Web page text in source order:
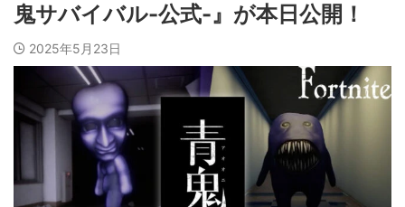
タグ一覧
BitStar（ぶいらいぶ） CG(2D/3D)
Fortnite HMD HoloModels Music NEWS
鬼サバイバル-公式-』が本日公開！
2025年5月23日